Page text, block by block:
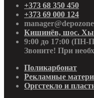
+373 68 350 450
+373 69 000 124
Кишинёв, шос.
9:00 до 17:00 (ПН-
Звоните! При
Поликарбонат
Рекламные
Оргстекло и